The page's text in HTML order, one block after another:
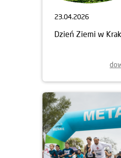
23.04.2026
Dzień Ziemi w